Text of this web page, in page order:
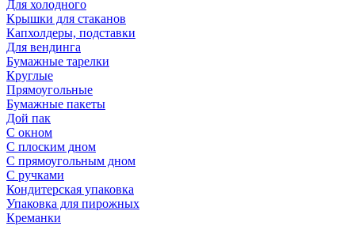
Для холодного
Крышки для стаканов
Капхолдеры, подставки
Для вендинга
Бумажные тарелки
Круглые
Прямоугольные
Бумажные пакеты
Дой пак
С окном
С плоским дном
С прямоугольным дном
С ручками
Кондитерская упаковка
Упаковка для пирожных
Креманки